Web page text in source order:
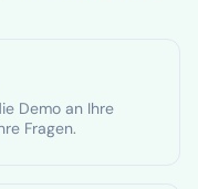
Demo an Ihre
Fragen.